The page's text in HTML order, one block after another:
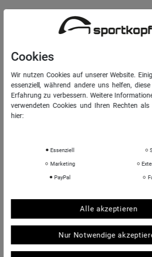
Vertrag widerrufen
Daten­schutz­erklärung
AGB
Impressum
Sportkopf Hamburg
Rücksendungen FAQ
Shop-Bewertungen
Cookies
Wir nutzen Cookies auf unserer Website.
essenziell, während andere uns helfen,
Erfahrung zu verbessern. Weitere
verwendeten Cookies und Ihren Rechten
hier:
Essenziell
Marketing
PayPal
Alle akzeptieren
Nur Notwendige